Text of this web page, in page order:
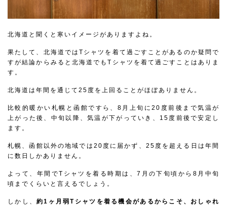
北海道と聞くと寒いイメージがありますよね。
果たして、北海道ではTシャツを着て過ごすことがあるのか疑問で
すが結論からみると北海道でもTシャツを着て過ごすことはありま
す。
北海道は年間を通じて25度を上回ることがほぼありません。
比較的暖かい札幌と函館ですら、8月上旬に20度前後まで気温が
上がった後、中旬以降、気温が下がっていき、15度前後で安定し
ます。
札幌、函館以外の地域では20度に届かず、25度を超える日は年間
に数日しかありません。
よって、年間でTシャツを着る時期は、7月の下旬頃から8月中旬
頃までくらいと言えるでしょう。
しかし、約1ヶ月弱Tシャツを着る機会があるからこそ、おしゃれ